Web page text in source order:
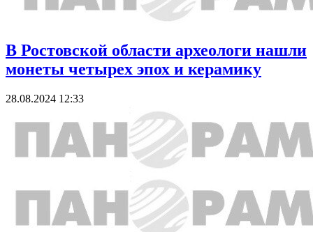
В Ростовской области археологи нашли
монеты четырех эпох и керамику
28.08.2024 12:33